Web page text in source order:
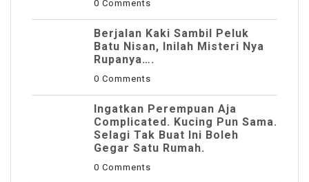
0 Comments
Berjalan Kaki Sambil Peluk
Batu Nisan, Inilah Misteri Nya
Rupanya….
0 Comments
Ingatkan Perempuan Aja
Complicated. Kucing Pun Sama.
Selagi Tak Buat Ini Boleh
Gegar Satu Rumah.
0 Comments